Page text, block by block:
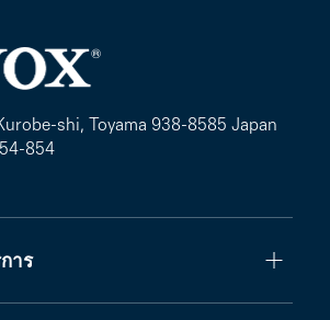
shi, Toyama 938-8585 Japan
854
าร